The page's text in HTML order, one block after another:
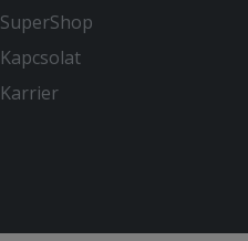
SuperShop
Kapcsolat
Karrier